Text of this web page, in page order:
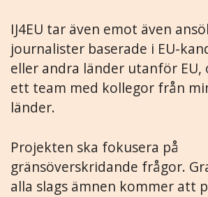
IJ4EU tar även emot även
journalister baserade i EU-
eller andra länder utanför EU,
ett team med kollegor från
länder.
Projekten ska fokusera på
gränsöverskridande frågor.
alla slags ämnen kommer att